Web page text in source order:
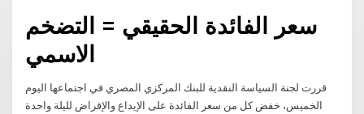
سعر الفائدة الحقيقي = التضخم
الاسمي
قررت لجنة السياسة النقدية للبنك المركزي المصري في اجتماعها اليوم
الخميس، خفض كل من سعر الفائدة على الإيداع والإقراض لليلة واحدة